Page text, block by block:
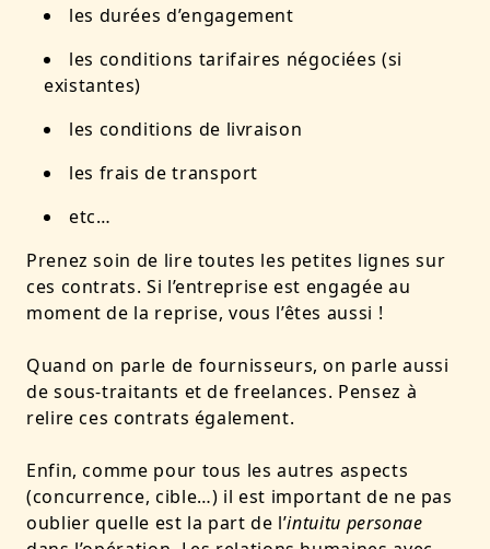
les durées d’engagement
les conditions tarifaires négociées (si
existantes)
les conditions de livraison
les frais de transport
etc…
Prenez soin de lire toutes les petites lignes sur
ces contrats. Si l’entreprise est engagée au
moment de la reprise, vous l’êtes aussi !
Quand on parle de fournisseurs, on parle aussi
de sous-traitants et de freelances. Pensez à
relire ces contrats également.
Enfin, comme pour tous les autres aspects
(concurrence, cible…) il est important de ne pas
oublier quelle est la part de l’intuitu personae